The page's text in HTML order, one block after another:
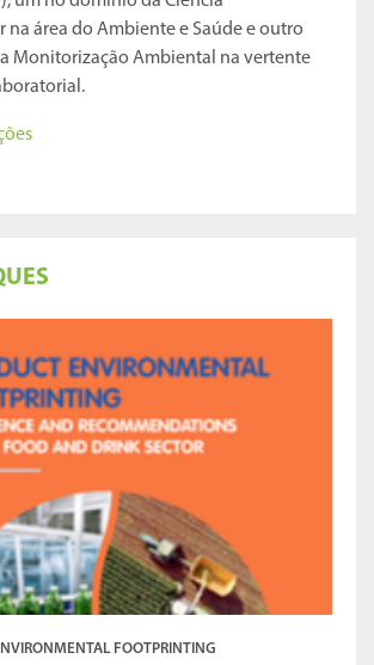
na área do Ambiente e Saúde e outro
Monitorização Ambiental na vertente
FOOTPRINTING